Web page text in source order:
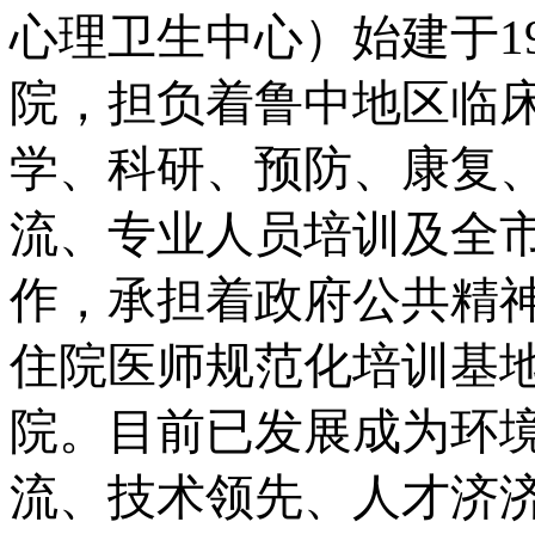
心理卫生中心）始建于
院，担负着鲁中地区临
学、科研、预防、康复
流、专业人员培训及全
作，承担着政府公共精
住院医师规范化培训基
院。目前已发展成为环
流、技术领先、人才济